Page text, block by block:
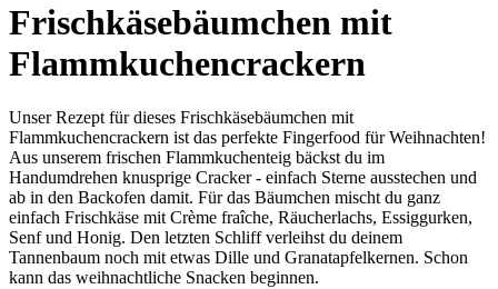
Frischkäsebäumchen mit
Flammkuchencrackern
Unser Rezept für dieses Frischkäsebäumchen mit
Flammkuchencrackern ist das perfekte Fingerfood für Weihnachten!
Aus unserem frischen Flammkuchenteig bäckst du im
Handumdrehen knusprige Cracker - einfach Sterne ausstechen und
ab in den Backofen damit. Für das Bäumchen mischt du ganz
einfach Frischkäse mit Crème fraîche, Räucherlachs, Essiggurken,
Senf und Honig. Den letzten Schliff verleihst du deinem
Tannenbaum noch mit etwas Dille und Granatapfelkernen. Schon
kann das weihnachtliche Snacken beginnen.